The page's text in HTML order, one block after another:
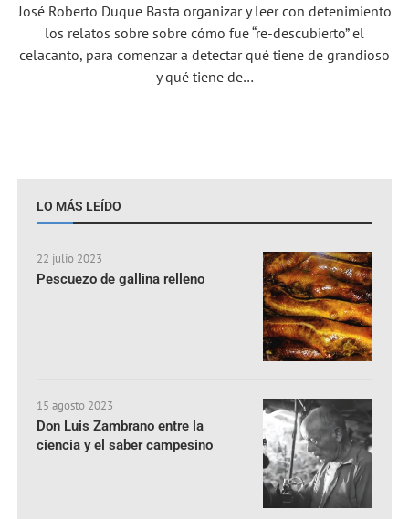
José Roberto Duque Basta organizar y leer con detenimiento
los relatos sobre sobre cómo fue “re-descubierto” el
celacanto, para comenzar a detectar qué tiene de grandioso
y qué tiene de…
LO MÁS LEÍDO
22 julio 2023
Pescuezo de gallina relleno
15 agosto 2023
Don Luis Zambrano entre la
ciencia y el saber campesino